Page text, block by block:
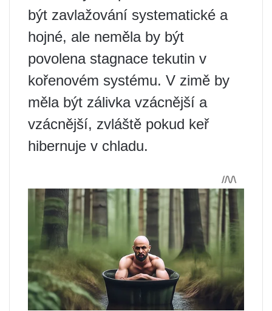
být zavlažování systematické a
hojné, ale neměla by být
povolena stagnace tekutin v
kořenovém systému. V zimě by
měla být zálivka vzácnější a
vzácnější, zvláště pokud keř
hibernuje v chladu.